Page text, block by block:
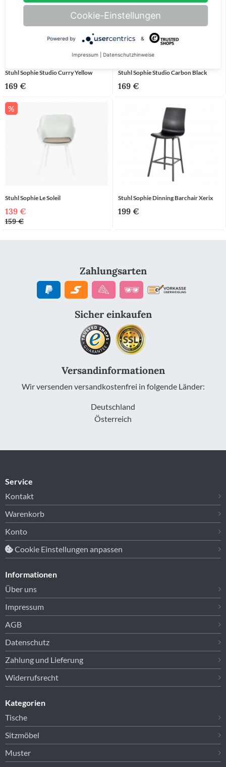
Stuhl Sophie Studio Curry Yellow
169 €
Stuhl Sophie Studio Carbon Black
169 €
Stuhl Sophie Le Soleil
139 €
159 €
%
Stuhl Sophie Dinning Barchair Xerix
199 €
Zahlungsarten
Sicher einkaufen
Versandinformationen
Wir versenden versandkostenfrei in folgende Länder:
Deutschland
Österreich
Service
Kontakt
Warenkorb
Konto
Cookie Einstellungen anpassen
Informationen
Über uns
Impressum
AGB
Datenschutz
Zahlung und Lieferung
Widerrufsrecht
Kategorien
Tische
Sitzmöbel
Muster
Cookie-Einstellungen
Powered by &
Impressum Datenschutzhinweise